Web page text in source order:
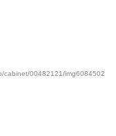
cabinet/00482121/img6084502